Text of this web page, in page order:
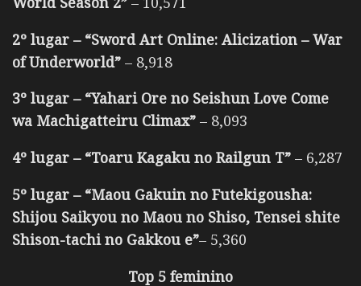
2º lugar – “Sword Art Online: Alicization – War
of Underworld” – 8,918
3º lugar – “Yahari Ore no Seishun Love Come
wa Machigatteiru Climax” – 8,093
4º lugar – “Toaru Kagaku no Railgun T” – 6,287
5º lugar – “Maou Gakuin no Futekigousha:
Shijou Saikyou no Maou no Shiso, Tensei shite
Shison-tachi no Gakkou e”– 5,360
Top 5 feminino